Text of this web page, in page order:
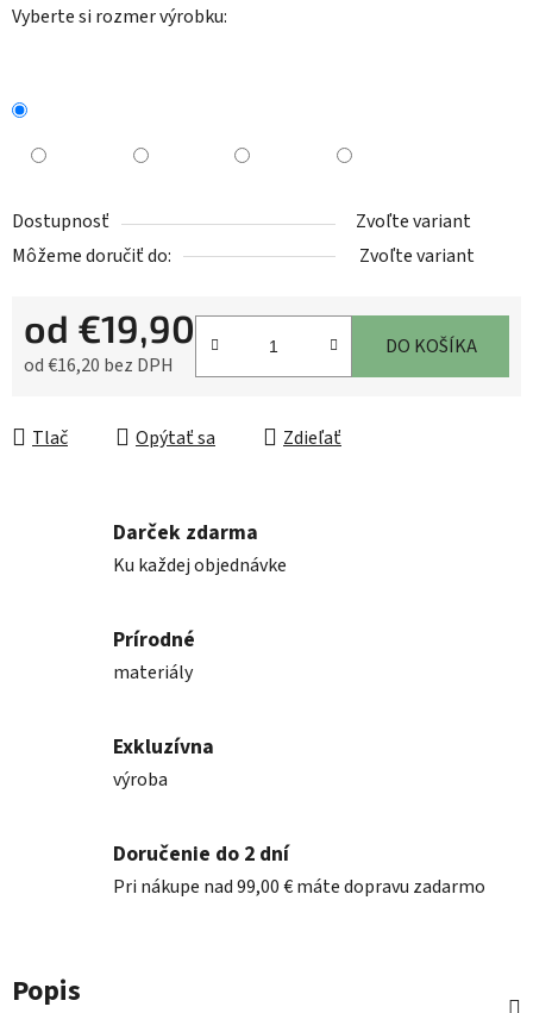
Vyberte si rozmer výrobku:
Dostupnosť
Zvoľte variant
Môžeme doručiť do:
Zvoľte variant
od €19,90
od€16,20 bez DPH
DO KOŠÍKA
Tlač Opýtať sa Zdieľať
Darček zdarma
Ku každej objednávke
Prírodné
materiály
Exkluzívna
výroba
Doručenie do 2 dní
Pri nákupe nad 99,00 € máte dopravu zadarmo
Popis